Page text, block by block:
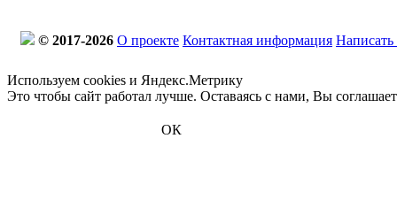
© 2017-2026 О проекте Контактная информация
Используем cookies и Яндекс.Метрику
Это чтобы сайт работал лучше. Оставаясь с нами, Вы
ОК